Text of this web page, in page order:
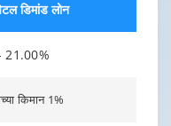
डिमांड लोन
21.00%
किमान 1%